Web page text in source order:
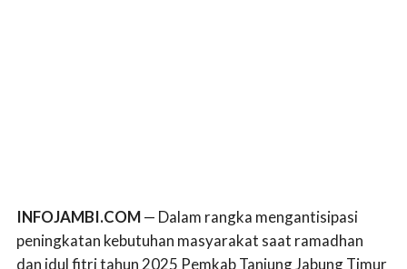
INFOJAMBI.COM— Dalam rangka mengantisipasi
peningkatan kebutuhan masyarakat saat ramadhan
dan idul fitri tahun 2025 Pemkab Tanjung Jabung Timur